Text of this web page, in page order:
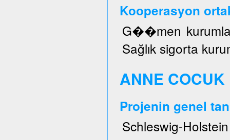
Kooperasyon
G��men
Sağlık sigorta
ANNE COCUK
Projenin genel
Schleswig-